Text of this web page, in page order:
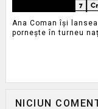
Ana Coman își
pornește în turneu
NICIUN